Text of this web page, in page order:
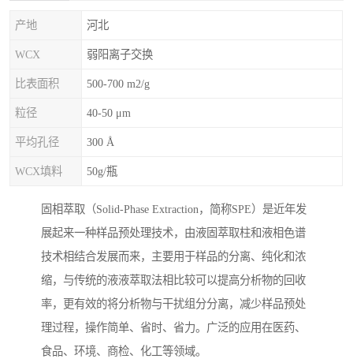
产地 河北
WCX 弱阳离子交换
比表面积 500-700 m2/g
粒径 40-50 μm
平均孔径 300 Å
WCX填料 50g/瓶
固相萃取（Solid-Phase Extraction，简称SPE）是近年发
展起来一种样品预处理技术，由液固萃取柱和液相色谱
技术相结合发展而来，主要用于样品的分离、纯化和浓
缩，与传统的液液萃取法相比较可以提高分析物的回收
率，更有效的将分析物与干扰组分分离，减少样品预处
理过程，操作简单、省时、省力。广泛的应用在医药、
食品、环境、商检、化工等领域。